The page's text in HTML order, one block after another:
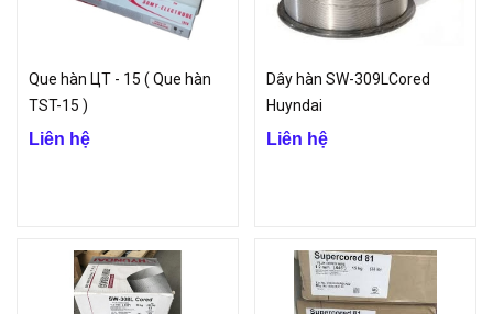
với hiệu quả sử dụng tuyệt vời nhất.
Que hàn ЦТ - 15 ( Que hàn
TST-15 )
Liên hệ
Dây hàn SW-309LCored
Huyndai
Liên hệ